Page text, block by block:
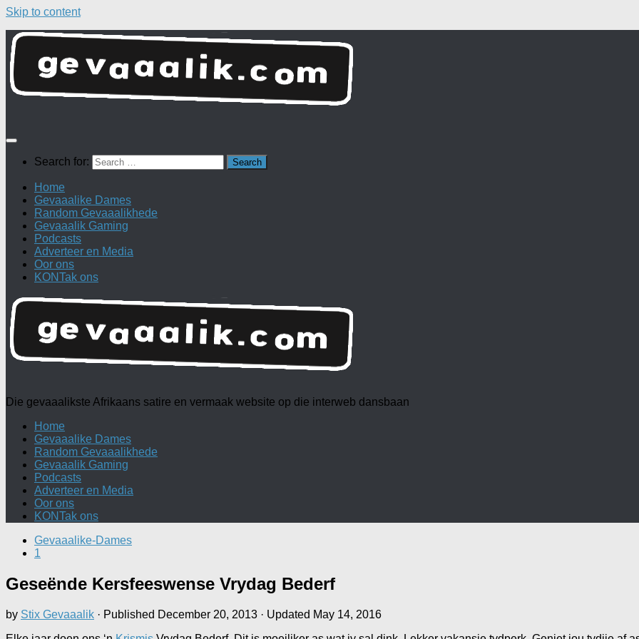
Skip to content
Search for:
Home
Gevaaalike Dames
Random Gevaaalikhede
Gevaaalik Gaming
Podcasts
Adverteer en Media
Oor ons
KONTak ons
Die gevaaalikste Afrikaans satire en vermaak website op die interweb dansbaan
Home
Gevaaalike Dames
Random Gevaaalikhede
Gevaaalik Gaming
Podcasts
Adverteer en Media
Oor ons
KONTak ons
Gevaaalike-Dames
1
Geseënde Kersfeeswense Vrydag Bederf
by Stix Gevaaalik · Published December 20, 2013 · Updated May 14, 2016